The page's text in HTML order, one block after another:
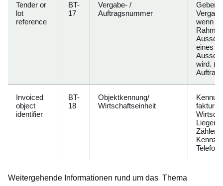
Tender or
lot
reference
BT-
17
Vergabe- /
Auftragsnummer
Geben
wenn
eines
wird.
Invoiced
object
identifier
BT-
18
Objektkennung/
Wirtschaftseinheit
Weitergehende Informationen rund um das Thema